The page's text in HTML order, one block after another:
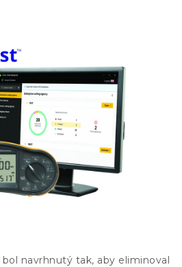
GDPR Slovník pojmov
navrhnutý tak, aby eliminoval